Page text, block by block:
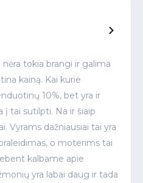
nėra tokia brangi ir galima
kainą. Kai kurie
10%, bet yra ir
tai sutilpti. Na ir šiaip
Vyrams dažniausiai tai yra
o moterims tai
kalbame apie
yra labai daug ir tada